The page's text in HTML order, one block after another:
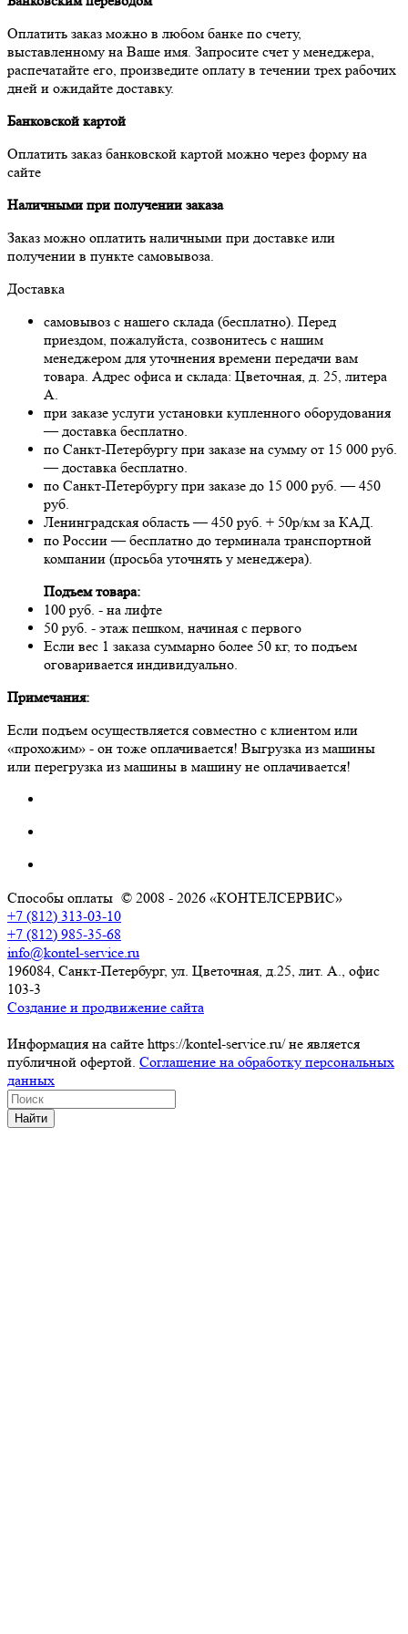
Оплатить заказ можно в любом банке по счету,
выставленному на Ваше имя. Запросите счет у менеджера,
распечатайте его, произведите оплату в течении трех рабочих
дней и ожидайте доставку.
Банковской картой
Оплатить заказ банковской картой можно через форму на
сайте
Наличными при получении заказа
Заказ можно оплатить наличными при доставке или
получении в пункте самовывоза.
Доставка
самовывоз с нашего склада (бесплатно). Перед
приездом, пожалуйста, созвонитесь с нашим
менеджером для уточнения времени передачи вам
товара. Адрес офиса и склада: Цветочная, д. 25, литера
А.
при заказе услуги установки купленного оборудования
— доставка бесплатно.
по Санкт-Петербургу при заказе на сумму от 15 000 руб.
— доставка бесплатно.
по Санкт-Петербургу при заказе до 15 000 руб. — 450
руб.
Ленинградская область — 450 руб. + 50р/км за КАД.
по России — бесплатно до терминала транспортной
компании (просьба уточнять у менеджера).
Подъем товара:
100 руб. - на лифте
50 руб. - этаж пешком, начиная с первого
Если вес 1 заказа суммарно более 50 кг, то подъем
оговаривается индивидуально.
Примечания:
Если подъем осуществляется совместно с клиентом или
«прохожим» - он тоже оплачивается! Выгрузка из машины
или перегрузка из машины в машину не оплачивается!
Способы оплаты © 2008 - 2026 «КОНТЕЛСЕРВИС»
+7 (812) 313-03-10
+7 (812) 985-35-68
info@kontel-service.ru
196084, Санкт-Петербург, ул. Цветочная, д.25, лит. А., офис
103-3
Создание и продвижение сайта
Информация на сайте https://kontel-service.ru/ не является
публичной офертой. Соглашение на обработку персональных
данных
Найти